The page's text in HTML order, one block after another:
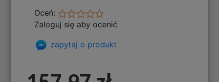
Oceń:
Zaloguj się aby ocenić
zapytaj o produkt